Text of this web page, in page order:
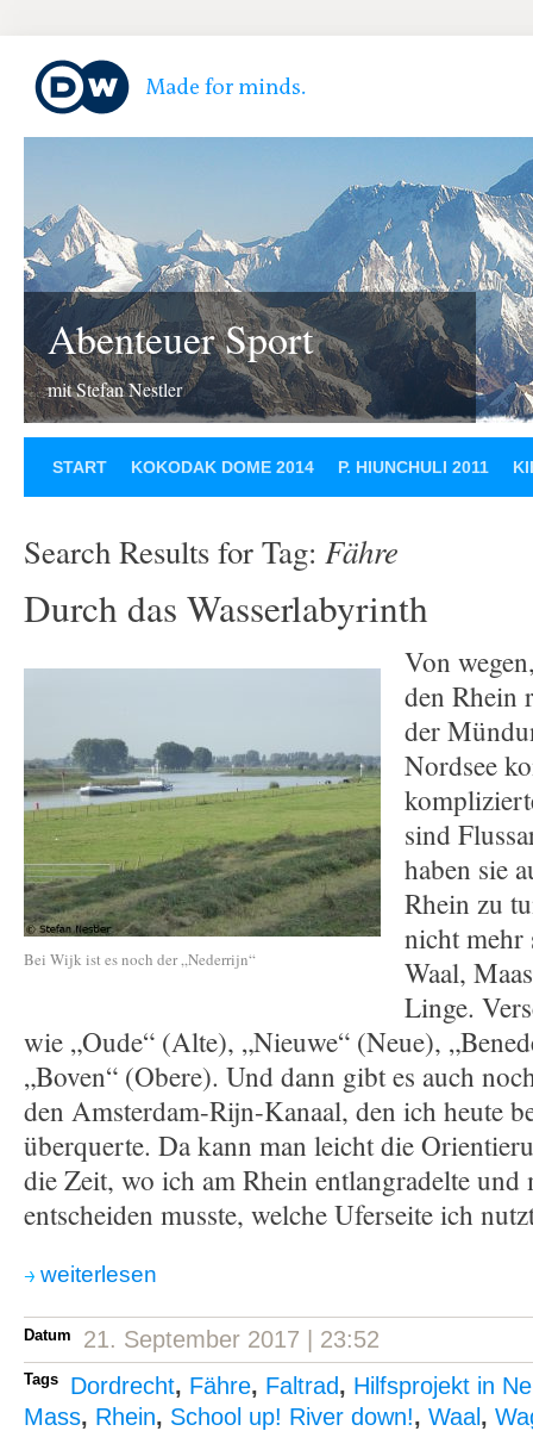
Abenteuer Sport
mit Stefan Nestler
START KOKODAK DOME 2014 P. HIUNCHULI 2011
Search Results for Tag: Fähre
Durch das Wasserlabyrinth
Bei Wijk ist es noch der „Nederrijn“
Von
den Rhein
der
Nordsee
sind
haben sie
Rhein zu
nicht mehr
Waal,
Linge.
wie „Oude“ (Alte), „Nieuwe“ (Neue),
„Boven“ (Obere). Und dann gibt es auch
den Amsterdam-Rijn-Kanaal, den ich heute
überquerte. Da kann man leicht die
die Zeit, wo ich am Rhein entlangradelte und
entscheiden musste, welche Uferseite ich
weiterlesen
Datum 21. September 2017 | 23:52
Tags Dordrecht, Fähre, Faltrad, Hilfsprojekt in
Mass, Rhein, School up! River down!, Waal ,